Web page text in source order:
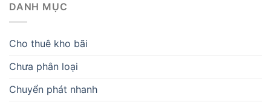
DANH MỤC
Cho thuê kho bãi
Chưa phân loại
Chuyển phát nhanh